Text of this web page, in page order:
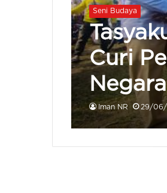
Seni Budaya
Curi
Negara
Iman NR 29/06/